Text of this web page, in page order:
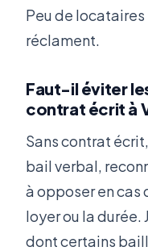
Peu de locataires
réclament.
Faut-il éviter
contrat écrit à
Sans contrat
bail verbal,
à opposer en cas
loyer ou la durée.
dont certains